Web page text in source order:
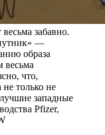
забавно.
—
образа
весьма
что,
только не
западные
Pfizer,